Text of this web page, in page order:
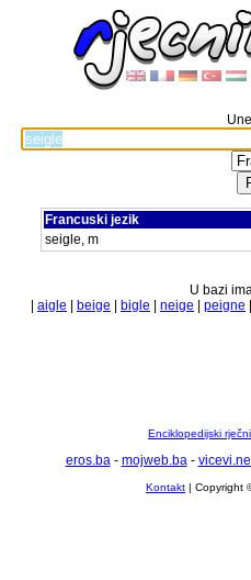
Francuski jezik
seigle, m
U bazi
aigle beige bigle neige peigne
Enciklopedijski
eros.ba- mojweb.ba-
Kontakt | Copyright